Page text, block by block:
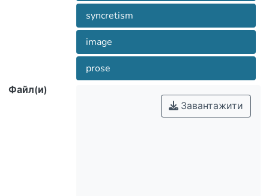
syncretism
image
prose
Файл(и)
Завантажити